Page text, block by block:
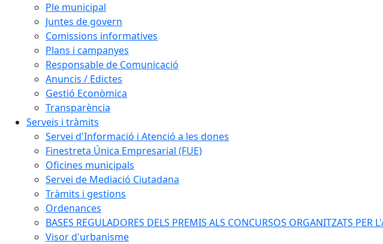
Ple municipal
Juntes de govern
Comissions informatives
Plans i campanyes
Responsable de Comunicació
Anuncis / Edictes
Gestió Econòmica
Transparència
Serveis i tràmits
Servei d'Informació i Atenció a les dones
Finestreta Única Empresarial (FUE)
Oficines municipals
Servei de Mediació Ciutadana
Tràmits i gestions
Ordenances
BASES REGULADORES DELS PREMIS ALS CONCURSOS ORGANITZATS
Visor d'urbanisme